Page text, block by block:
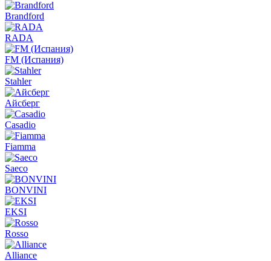
Brandford
RADA
FM (Испания)
Stahler
Айсберг
Casadio
Fiamma
Saeco
BONVINI
EKSI
Rosso
Alliance